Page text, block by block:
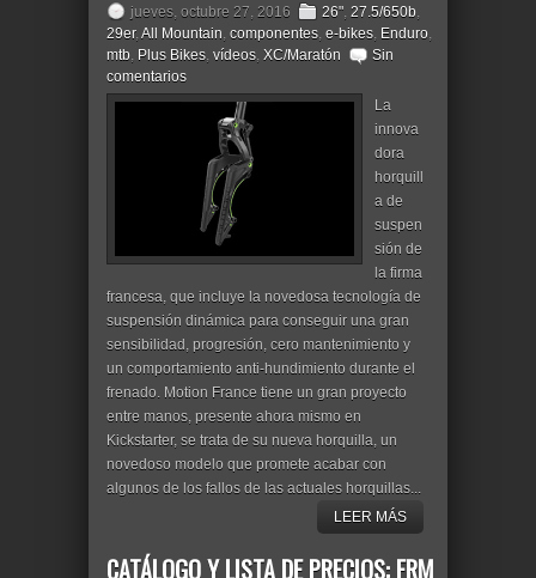
jueves, octubre 27, 2016 26", 27.5/650b,
29er, All Mountain, componentes, e-bikes, Enduro,
mtb, Plus Bikes, vídeos, XC/Maratón
Sin
comentarios
La
innova
dora
horquill
a de
suspen
sión de
la firma
francesa, que incluye la novedosa tecnología de
suspensión dinámica para conseguir una gran
sensibilidad, progresión, cero mantenimiento y
un comportamiento anti-hundimiento durante el
frenado. Motion France tiene un gran proyecto
entre manos, presente ahora mismo en
Kickstarter, se trata de su nueva horquilla, un
novedoso modelo que promete acabar con
algunos de los fallos de las actuales horquillas...
LEER MÁS
CATÁLOGO Y LISTA DE PRECIOS: FRM